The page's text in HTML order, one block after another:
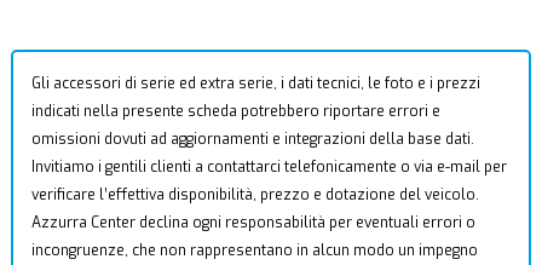
Gli accessori di serie ed extra serie, i dati tecnici, le foto e i prezzi
indicati nella presente scheda potrebbero riportare errori e
omissioni dovuti ad aggiornamenti e integrazioni della base dati.
Invitiamo i gentili clienti a contattarci telefonicamente o via e-mail per
verificare l’effettiva disponibilità, prezzo e dotazione del veicolo.
Azzurra Center declina ogni responsabilità per eventuali errori o
incongruenze, che non rappresentano in alcun modo un impegno